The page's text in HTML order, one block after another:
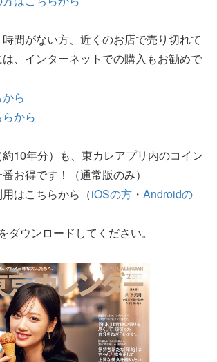
間がない方、近くのお店で売り切れて
、インターネットでの購入もお勧めで
ら
から
10年分）も、東カレアプリ内のコイン
お得です！（通常版のみ）
はこちらから（iOSの方 ・ Androidの
ダウンロードしてください。